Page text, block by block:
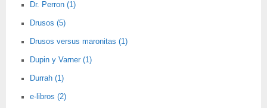
Dr. Perron (1)
Drusos (5)
Drusos versus maronitas (1)
Dupin y Varner (1)
Durrah (1)
e-libros (2)